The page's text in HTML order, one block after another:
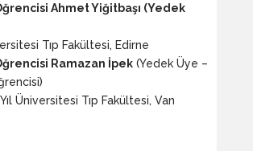
Ahmet Yiğitbaşı (Yedek
Tıp Fakültesi, Edirne
Ramazan İpek(Yedek Üye –
Üniversitesi Tıp Fakültesi, Van